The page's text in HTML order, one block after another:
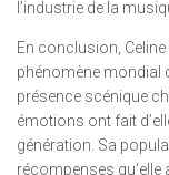
l’industrie de la
En conclusion,
phénomène mondial
présence scénique
émotions ont fait
génération. Sa
récompenses